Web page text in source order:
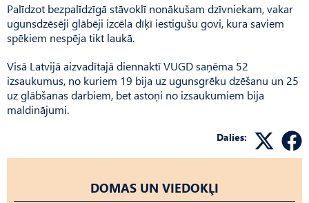
Palīdzot bezpalīdzīgā stāvoklī nonākušam dzīvniekam, vakar
ugunsdzēsēji glābēji izcēla dīķī iestigušu govi, kura saviem
spēkiem nespēja tikt laukā.
Visā Latvijā aizvadītajā diennaktī VUGD saņēma 52
izsaukumus, no kuriem 19 bija uz ugunsgrēku dzēšanu un 25
uz glābšanas darbiem, bet astoņi no izsaukumiem bija
maldinājumi.
Dalies:
DOMAS UN VIEDOKĻI